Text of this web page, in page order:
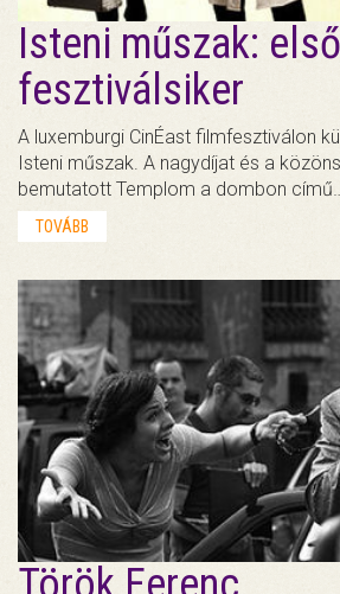
Isteni műszak: első
fesztiválsiker
A luxemburgi CinÉast filmfesztiválon
Isteni műszak. A nagydíjat és a
bemutatott Templom a dombon című…
TOVÁBB